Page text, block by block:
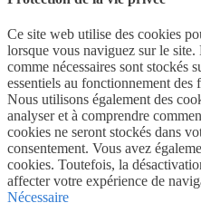
Ce site web utilise des cookies
lorsque vous naviguez sur le
comme nécessaires sont stockés
essentiels au fonctionnement
Nous utilisons également des
analyser et à comprendre
cookies ne seront stockés dans
consentement. Vous avez
cookies. Toutefois, la
affecter votre expérience de
Nécessaire